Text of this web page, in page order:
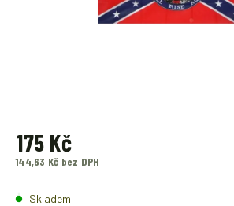
175 Kč
144,63 Kč bez DPH
cena:Skladem